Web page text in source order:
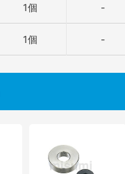
1個 -
1個 -